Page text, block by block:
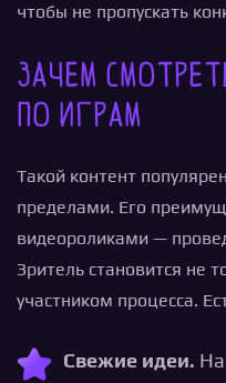
чтобы не пропускать
Зачем
по играм
Такой контент
пределами. Его
видеороликами —
Зритель становится не
участником процесса.
Свежие идеи.